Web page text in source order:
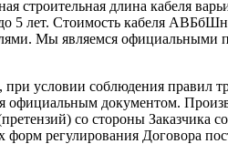
длина кабеля
5 лет. Стоимость кабеля
Мы являемся официальными
при условии соблюдения
официальным документом.
со стороны Заказчика
регулирования Договора